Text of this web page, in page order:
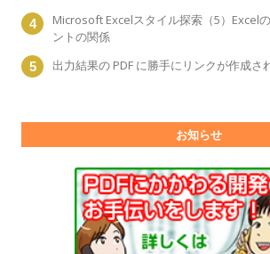
Microsoft Excelスタイル探索（5）Excel
ントの関係
出力結果の PDF に勝手にリンクが作成さ
お知らせ